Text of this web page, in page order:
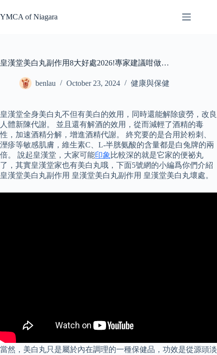
to
content
YMCA of Niagara
皇漢堂美白丸副作用8大好處2026!專家建議咁做…
benlau October 23, 2024 健康與保健
皇漢堂全身美白丸不但有美白的效用，同時還能解除疲勞，改良
人體新陳代謝。 並且還有解酒的效用，從而減輕了酒精的毒
性，加速酒精分解，增進酒精代謝。 終究要的是合用於粉刺、
溼疹等敏感肌膚，維生素C、L-半胱氨酸的含量都是白兔牌的兩
倍。 說起皇漢堂，大家可能印象 比較深的就是它家的便祕丸
了，其實皇漢堂家也有美白丸哦，下面5號網的小編爲你們介紹
皇漢堂美白丸副作用 皇漢堂美白丸副作用 皇漢堂美白丸壞處。
當然，美白丸只是屬於內在調理的一種保健品，功效是從源頭淡